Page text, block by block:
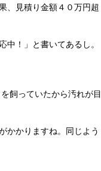
、見積り金額４０万円超
！」と書いてあるし。
飼っていたから汚れが目
かかりますね。 同じよう